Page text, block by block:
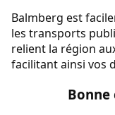
Balmberg est
les transports
relient la région
facilitant ainsi vos
Bonne